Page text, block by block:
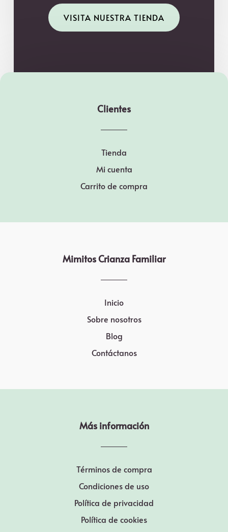
VISITA NUESTRA TIENDA
Clientes
Tienda
Mi cuenta
Carrito de compra
Mimitos Crianza Familiar
Inicio
Sobre nosotros
Blog
Contáctanos
Más información
Términos de compra
Condiciones de uso
Política de privacidad
Política de cookies